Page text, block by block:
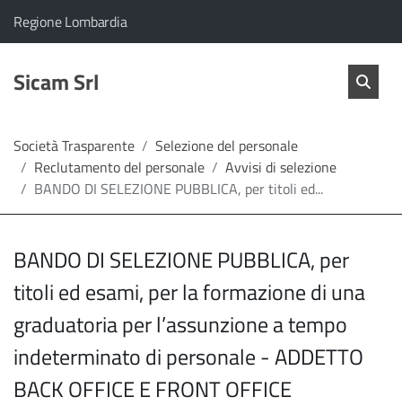
Home
Servizi
Linea
diretta
Il comune di Sicam Srl appartiene a:
Regione Lombardia(Apre il link in una nuova scheda)
Sicam Srl salta
Società Trasparente
Selezione del personale
Reclutamento del personale
Avvisi di selezione
BANDO DI SELEZIONE PUBBLICA, per titoli ed...
BANDO DI SELEZIONE PUBBLICA, per
titoli ed esami, per la formazione di una
graduatoria per l’assunzione a tempo
indeterminato di personale - ADDETTO
BACK OFFICE E FRONT OFFICE